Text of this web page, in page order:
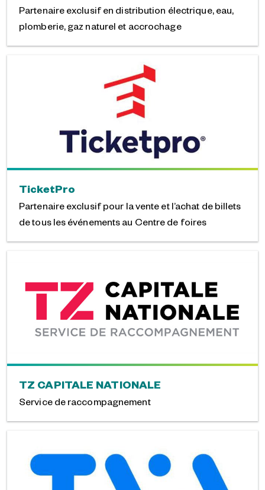
Partenaire exclusif en distribution électrique, eau,
plomberie, gaz naturel et accrochage
TicketPro
Partenaire exclusif pour la vente et l’achat de billets
de tous les événements au Centre de foires
TZ CAPITALE NATIONALE
Service de raccompagnement